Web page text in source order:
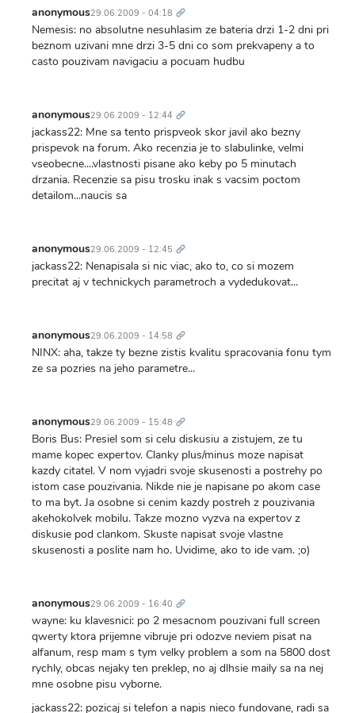
anonymous29.06.2009 - 04:18 odkaz
Nemesis: no absolutne nesuhlasim ze bateria drzi 1-2 dni pri
beznom uzivani mne drzi 3-5 dni co som prekvapeny a to
casto pouzivam navigaciu a pocuam hudbu
anonymous29.06.2009 - 12:44 odkaz
jackass22: Mne sa tento prispveok skor javil ako bezny
prispevok na forum. Ako recenzia je to slabulinke, velmi
vseobecne....vlastnosti pisane ako keby po 5 minutach
drzania. Recenzie sa pisu trosku inak s vacsim poctom
detailom...naucis sa
anonymous29.06.2009 - 12:45 odkaz
jackass22: Nenapisala si nic viac, ako to, co si mozem
precitat aj v technickych parametroch a vydedukovat...
anonymous29.06.2009 - 14:58 odkaz
NINX: aha, takze ty bezne zistis kvalitu spracovania fonu tym
ze sa pozries na jeho parametre...
anonymous29.06.2009 - 15:48 odkaz
Boris Bus: Presiel som si celu diskusiu a zistujem, ze tu
mame kopec expertov. Clanky plus/minus moze napisat
kazdy citatel. V nom vyjadri svoje skusenosti a postrehy po
istom case pouzivania. Nikde nie je napisane po akom case
to ma byt. Ja osobne si cenim kazdy postreh z pouzivania
akehokolvek mobilu. Takze mozno vyzva na expertov z
diskusie pod clankom. Skuste napisat svoje vlastne
skusenosti a poslite nam ho. Uvidime, ako to ide vam. ;o)
anonymous29.06.2009 - 16:40 odkaz
wayne: ku klavesnici: po 2 mesacnom pouzivani full screen
qwerty ktora prijemne vibruje pri odozve neviem pisat na
alfanum, resp mam s tym velky problem a som na 5800 dost
rychly, obcas nejaky ten preklep, no aj dlhsie maily sa na nej
mne osobne pisu vyborne.
jackass22: pozicaj si telefon a napis nieco fundovane, radi sa